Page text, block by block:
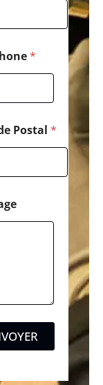
*
Postal *